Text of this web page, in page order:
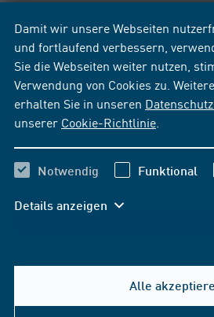
Damit wir unsere Webseiten
und fortlaufend verbessern,
Sie die Webseiten weiter nutzen,
Verwendung von Cookies zu.
erhalten Sie in unseren
unserer Cookie-Richtlinie
Notwendig Funktional
Details anzeigen
Alle